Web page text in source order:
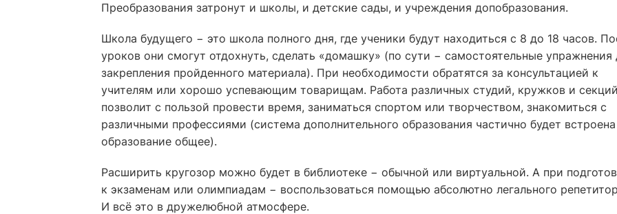
Преобразования затронут и школы, и детские сады, и учреждения допобразования.
Школа будущего − это школа полного дня, где ученики будут находиться с 8 до 18 часов.
уроков они смогут отдохнуть, сделать «домашку» (по сути − самостоятельные упражнения
закрепления пройденного материала). При необходимости обратятся за консультацией к
учителям или хорошо успевающим товарищам. Работа различных студий, кружков и секций
позволит с пользой провести время, заниматься спортом или творчеством, знакомиться с
различными профессиями (система дополнительного образования частично будет
образование общее).
Расширить кругозор можно будет в библиотеке − обычной или виртуальной. А при
к экзаменам или олимпиадам − воспользоваться помощью абсолютно легального
И всё это в дружелюбной атмосфере.